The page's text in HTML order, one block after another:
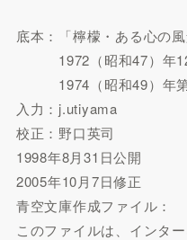
底本：「檸檬・ある心の
1972（昭和47）年12
1974（昭和49）年第
入力：j.utiyama
校正：野口英司
1998年8月31日公開
2005年10月7日修正
青空文庫作成ファイル：
このファイルは、インタ